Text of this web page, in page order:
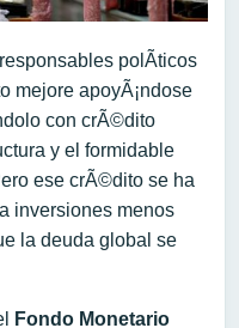
polÃ­ticos
mejore apoyÃ¡ndose
con crÃ©dito
y el formidable
ese crÃ©dito se ha
inversiones menos
la deuda global se
Fondo Monetario